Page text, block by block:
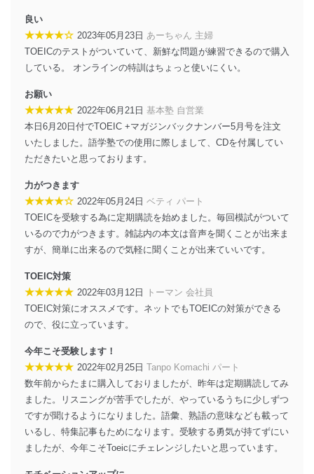
アクセス者の識別と認証
機器に標準装備されているユーザー制御機能（ユ
ーザーアカウント制御）により、個人情報データ
外部からの不正アクセス等の防止
個人データを取り扱う機器等のオペレーティング
システムを最新の状態に保持しています。
ソフトウェア等を導入し、自動更新 機能等の活用
により、これを最新状態としています。
情報システムの使用に伴う漏洩等の防止
メール等により個人データの含まれるファイルを
送信する場合に、当該ファイルへのパスワードを
個人情報保護マネジメントシステムの継続的改善
当社は、内部監査及びマネジメントレビューの機会を通
じて、個人情報保護マネジメントシステムを継続的に改
苦情及び相談受付け窓口
貴殿の個人情報及び当社の個人情報保護マネジメントシ
ステムに関するご相談及び苦情については以下までご連
絡ください。
適切、かつ迅速に対応させていただきます。
株式会社富士山マガジンサービス 個人情報問い合わせ
係
良い
★★★★☆ 2023年05月23日 あーちゃん 主婦
TOEICのテストがついていて、新鮮な問題が練習できるので購入
している。 オンラインの特訓はちょっと使いにくい。
お願い
★★★★★ 2022年06月21日 基本塾 自営業
本日6月20日付でTOEIC +マガジンバックナンバー5月号を注文
いたしました。語学塾での使用に際しまして、CDを付属してい
ただきたいと思っております。
力がつきます
★★★★☆ 2022年05月24日 ベティ パート
TOEICを受験する為に定期購読を始めました。毎回模試がついて
いるので力がつきます。雑誌内の本文は音声を聞くことが出来ま
すが、簡単に出来るので気軽に聞くことが出来ていいです。
TOEIC対策
★★★★★ 2022年03月12日
トーマン 会社員
TOEIC対策にオススメです。ネットでもTOEICの対策ができる
ので、役に立っています。
今年こそ受験します！
★★★★★ 2022年02月25日 Tanpo Komachi パート
数年前からたまに購入しておりましたが、昨年は定期購読してみ
ました。リスニングが苦手でしたが、やっているうちに少しずつ
ですが聞けるようになりました。語彙、熟語の意味なども載って
いるし、特集記事もためになります。受験する勇気が持てずにい
ましたが、今年こそToeicにチェレンジしたいと思っています。